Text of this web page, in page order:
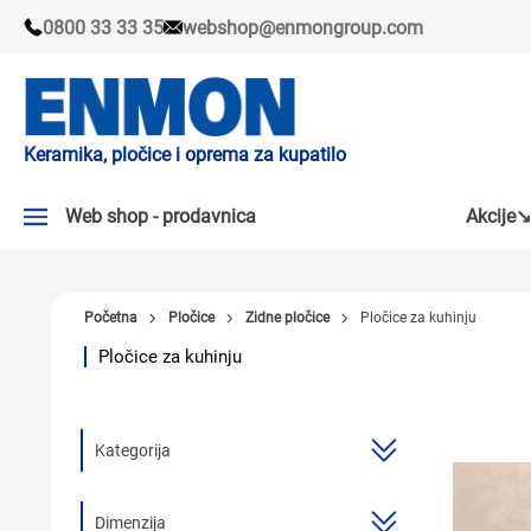
0800 33 33 35 webshop@enmongroup.com
Keramika, pločice i oprema za kupatilo
Web shop - prodavnica
PLOČICE
TUŠEVI
Akcije↘
Početna Pločice Zidne pločice Pločice za kuhinju
Pločice za kuhinju
Kategorija
Dimenzija